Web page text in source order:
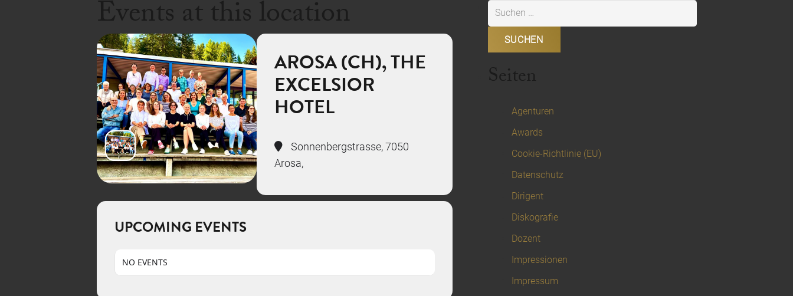
Events at this location
AROSA (CH), THE
EXCELSIOR
HOTEL
Sonnenbergstrasse, 7050
Arosa,
UPCOMING EVENTS
NO EVENTS
Suchen
nach:
Seiten
Agenturen
Awards
Cookie-Richtlinie (EU)
Datenschutz
Dirigent
Diskografie
Dozent
Impressionen
Impressum